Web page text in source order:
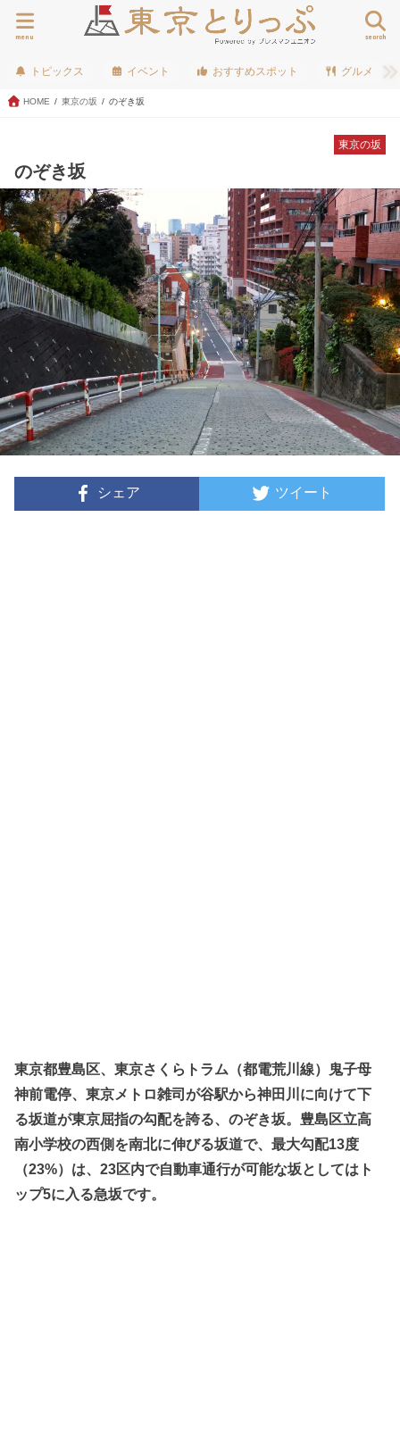
search
menu
トピックス イベント おすすめスポット グルメ
HOME 東京の坂 のぞき坂
東京の坂
のぞき坂
シェア ツイート
東京都豊島区、東京さくらトラム（都電荒川線）鬼子母
神前電停、東京メトロ雑司が谷駅から神田川に向けて下
る坂道が東京屈指の勾配を誇る、のぞき坂。豊島区立高
南小学校の西側を南北に伸びる坂道で、最大勾配13度
（23%）は、23区内で自動車通行が可能な坂としてはト
ップ5に入る急坂です。